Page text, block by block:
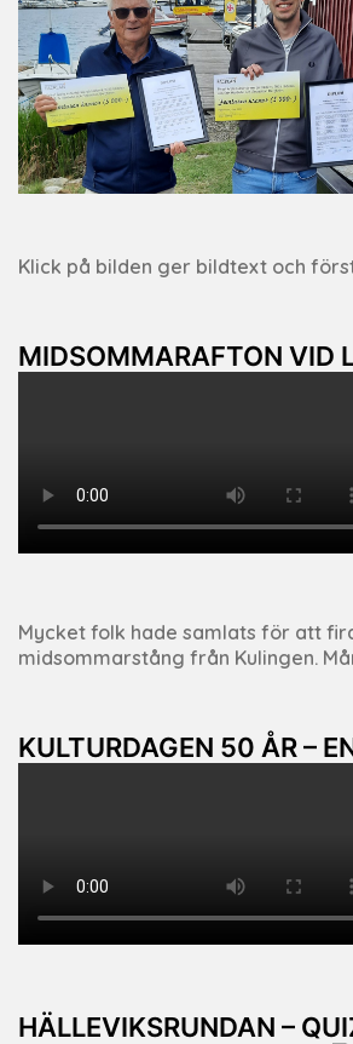
Klick på bilden ger bildtext och
MIDSOMMARAFTON VID
Mycket folk hade samlats för att
midsommarstång från Kulingen.
KULTURDAGEN 50 ÅR –
HÄLLEVIKSRUNDAN –